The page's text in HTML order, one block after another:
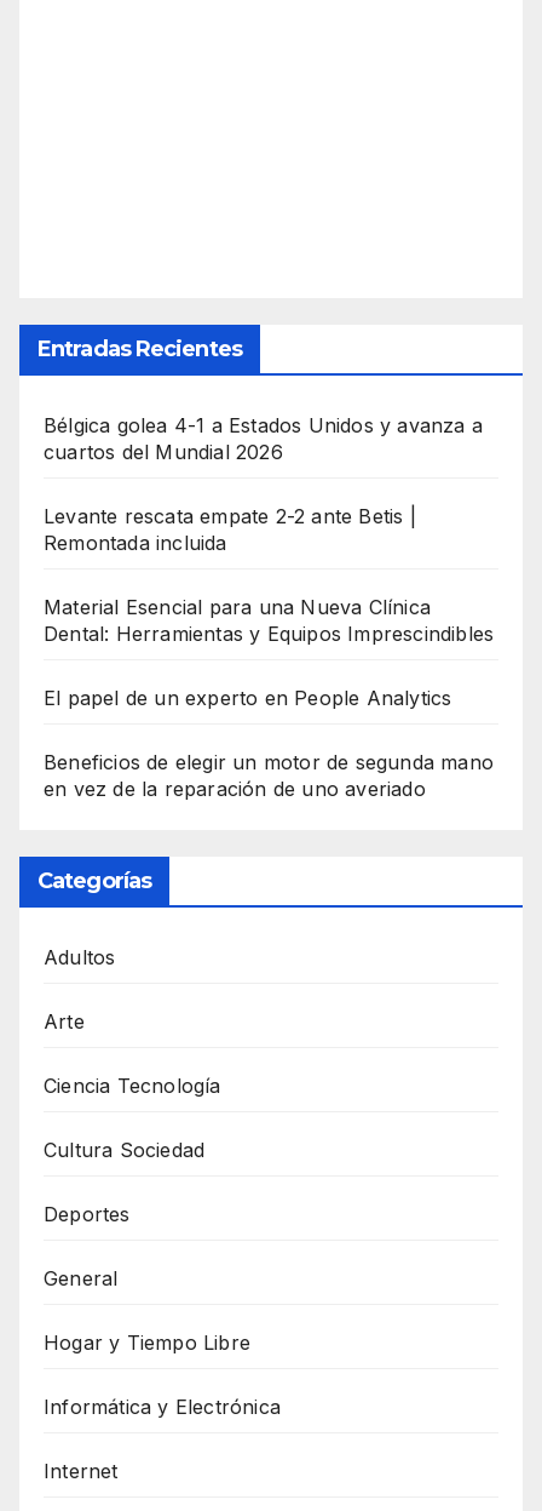
Entradas Recientes
Bélgica golea 4-1 a Estados Unidos y avanza a
cuartos del Mundial 2026
Levante rescata empate 2-2 ante Betis |
Remontada incluida
Material Esencial para una Nueva Clínica
Dental: Herramientas y Equipos Imprescindibles
El papel de un experto en People Analytics
Beneficios de elegir un motor de segunda mano
en vez de la reparación de uno averiado
Categorías
Adultos
Arte
Ciencia Tecnología
Cultura Sociedad
Deportes
General
Hogar y Tiempo Libre
Informática y Electrónica
Internet